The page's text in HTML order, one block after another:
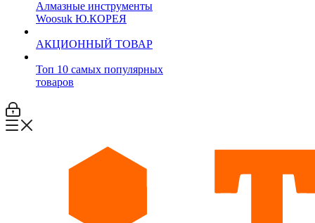
Алмазные инструменты
Woosuk Ю.КОРЕЯ
АКЦИОННЫЙ ТОВАР
Топ 10 самых популярных
товаров